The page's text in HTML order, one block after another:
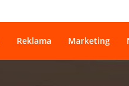
Reklama Marketing